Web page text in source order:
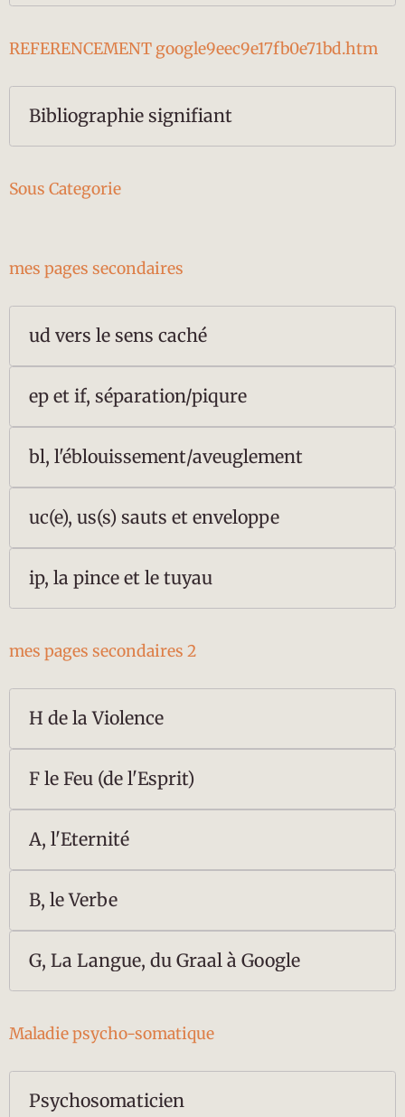
REFERENCEMENT google9eec9e17fb0e71bd.htm
Bibliographie signifiant
Sous Categorie
mes pages secondaires
ud vers le sens caché
ep et if, séparation/piqure
bl, l'éblouissement/aveuglement
uc(e), us(s) sauts et enveloppe
ip, la pince et le tuyau
mes pages secondaires 2
H de la Violence
F le Feu (de l'Esprit)
A, l'Eternité
B, le Verbe
G, La Langue, du Graal à Google
Maladie psycho-somatique
Psychosomaticien